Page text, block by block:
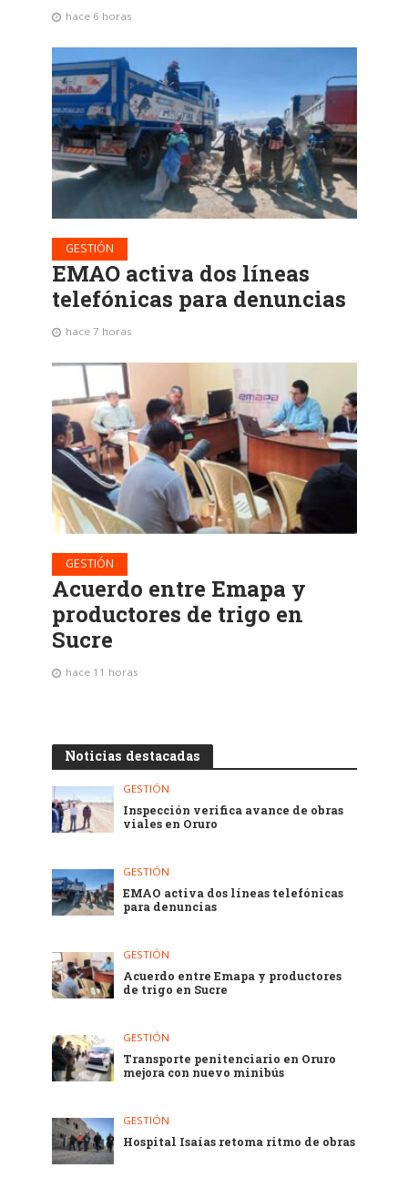
hace 6 horas
GESTIÓN
EMAO activa dos líneas
telefónicas para denuncias
hace 7 horas
GESTIÓN
Acuerdo entre Emapa y
productores de trigo en
Sucre
hace 11 horas
Noticias destacadas
GESTIÓN
Inspección verifica avance de obras
viales en Oruro
GESTIÓN
EMAO activa dos líneas telefónicas
para denuncias
GESTIÓN
Acuerdo entre Emapa y productores
de trigo en Sucre
GESTIÓN
Transporte penitenciario en Oruro
mejora con nuevo minibús
GESTIÓN
Hospital Isaías retoma ritmo de obras